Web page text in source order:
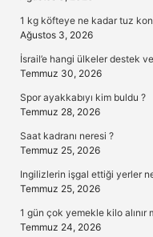
1 kg köfteye ne kadar tuz
Ağustos 3, 2026
İsrail’e hangi ülkeler destek
Temmuz 30, 2026
Spor ayakkabıyı kim buldu ?
Temmuz 28, 2026
Saat kadranı neresi ?
Temmuz 25, 2026
Ingilizlerin işgal ettiği yerler
Temmuz 25, 2026
1 gün çok yemekle kilo alınır
Temmuz 24, 2026